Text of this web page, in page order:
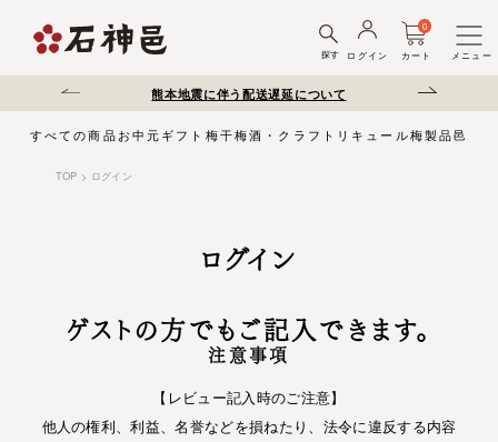
探す ログイン カート
0
メニュー
熊本地震に伴う配送遅延について 夏季休業のお知らせ
すべての商品 お中元 ギフト 梅干梅酒・クラフトリキュール梅製品邑じ
TOP ログイン
ログイン
ゲストの方でもご記入できます。
注意事項
【レビュー記入時のご注意】
他人の権利、利益、名誉などを損ねたり、法令に違反する内容